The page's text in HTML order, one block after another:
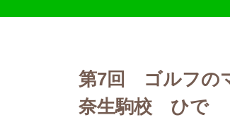
第7回 ゴルフの
奈生駒校 ひで